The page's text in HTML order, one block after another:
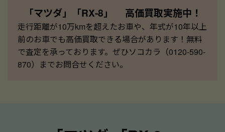
「マツダ」「RX-8」 高価買取実施中！
走行距離が10万kmを超えたお車や、年式が10年以上
前のお車でも高価買取できる場合があります！無料
で査定を承っております。ぜひソコカラ（0120-590-
870）までお問合せください。